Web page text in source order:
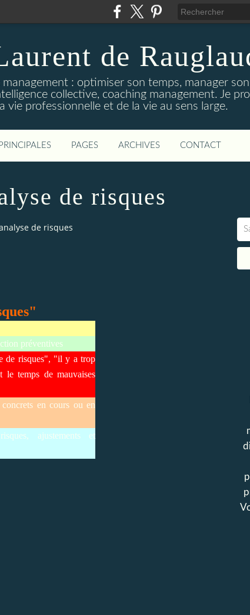
de
: optimiser son temps, manager
collective, coaching management. Je
vie professionnelle et de la vie au sens large.
PAGES ARCHIVES CONTACT
de risques
de risques
préventives
de risques", "il y a trop
temps de mauvaises
en cours ou en
ajustements et